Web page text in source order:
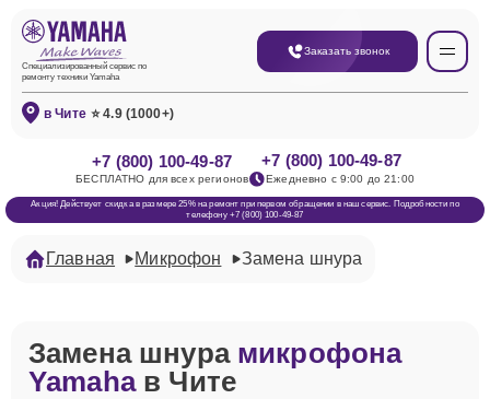
Специализированный сервис по
ремонту техники Yamaha
Заказать звонок
в Чите ⭐ 4.9 (1000+)
+7 (800) 100-49-87
БЕСПЛАТНО для всех регионов
+7 (800) 100-49-87
Ежедневно с 9:00 до 21:00
Акция! Действует скидка в размере 25% на ремонт при первом обращении в наш сервис. Подробности по
телефону +7 (800) 100-49-87
Главная Микрофон Замена шнура
Замена шнура микрофона
Yamahaв Чите